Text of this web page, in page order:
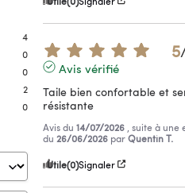
4
0
0
2
0
5
Avis vérifié
Taile bien confortable et
résistante
Avis du 14/07/2026 , suite à
du 26/06/2026 parQuentin T.
Utile(0)Signaler